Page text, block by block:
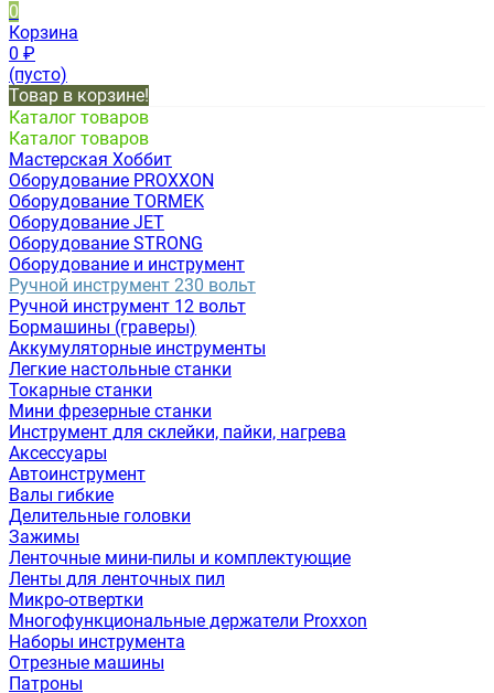
0
Корзина
0 ₽
(пусто)
Товар в корзине!
Каталог товаров
Каталог товаров
Мастерская Хоббит
Оборудование PROXXON
Оборудование TORMEK
Оборудование JET
Оборудование STRONG
Оборудование и инструмент
Ручной инструмент 230 вольт
Ручной инструмент 12 вольт
Бормашины (граверы)
Аккумуляторные инструменты
Легкие настольные станки
Токарные станки
Мини фрезерные станки
Инструмент для склейки, пайки, нагрева
Аксессуары
Автоинструмент
Валы гибкие
Делительные головки
Зажимы
Ленточные мини-пилы и комплектующие
Ленты для ленточных пил
Микро-отвертки
Многофункциональные держатели Proxxon
Наборы инструмента
Отрезные машины
Патроны